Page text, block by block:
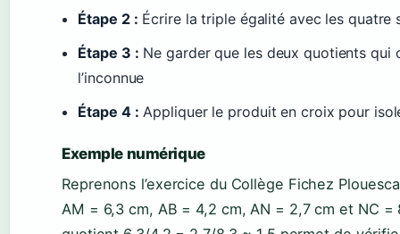
Étape 2 : Écrire la triple égalité avec les quatre
Étape 3 : Ne garder que les deux quotients qui
l’inconnue
Étape 4 : Appliquer le produit en croix pour
Exemple numérique
Reprenons l’exercice du Collège Fichez
AM = 6,3 cm, AB = 4,2 cm, AN = 2,7 cm et NC =